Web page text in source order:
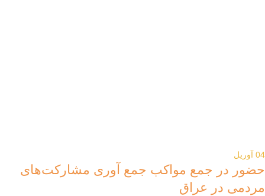
04 آوریل
حضور در جمع مواکب جمع آوری مشارکت‌های
مردمی در عراق